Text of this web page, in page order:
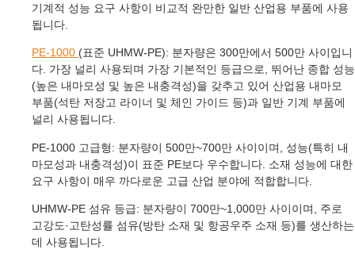
기계적 성능 요구 사항이 비교적 완만한 일반 산업용 부품에 사용
됩니다.
PE-1000 (표준 UHMW-PE): 분자량은 300만에서 500만 사이입니
다. 가장 널리 사용되며 가장 기본적인 등급으로, 뛰어난 종합 성능
(높은 내마모성 및 높은 내충격성)을 갖추고 있어 산업용 내마모
부품(석탄 저장고 라이너 및 체인 가이드 등)과 일반 기계 부품에
널리 사용됩니다.
PE-1000 고급형: 분자량이 500만~700만 사이이며, 성능(특히 내
마모성과 내충격성)이 표준 PE보다 우수합니다. 소재 성능에 대한
요구 사항이 매우 까다로운 고급 산업 분야에 적합합니다.
UHMW-PE 섬유 등급: 분자량이 700만~1,000만 사이이며, 주로
고강도·고탄성률 섬유(방탄 소재 및 항공우주 소재 등)를 생산하는
데 사용됩니다.